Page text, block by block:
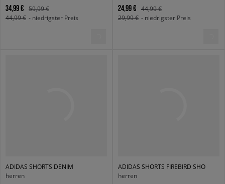
34,99 €
59,99 €
44,99 € - niedrigster Preis
24,99 €
44,99 €
29,99 € - niedrigster Preis
ADIDAS SHORTS DENIM
herren
ADIDAS SHORTS FIREBIRD SHO
herren